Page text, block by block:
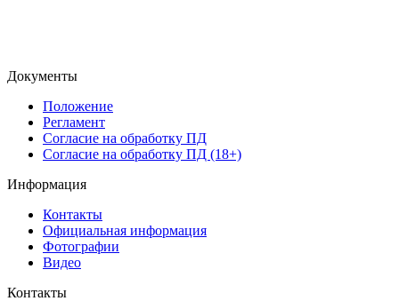
Документы
Положение
Регламент
Согласие на обработку ПД
Согласие на обработку ПД (18+)
Информация
Контакты
Официальная информация
Фотографии
Видео
Контакты